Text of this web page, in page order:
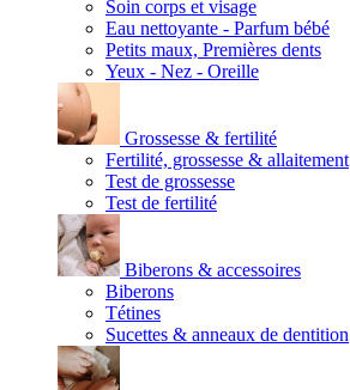
Soin corps et visage
Eau nettoyante - Parfum bébé
Petits maux, Premières dents
Yeux - Nez - Oreille
Grossesse & fertilité
Fertilité, grossesse & allaitement
Test de grossesse
Test de fertilité
Biberons & accessoires
Biberons
Tétines
Sucettes & anneaux de dentition